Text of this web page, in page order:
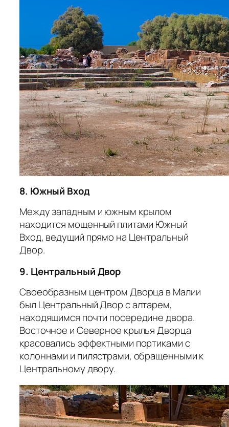
8. Южный Вход
Между западным и южным крылом
находится мощенный плитами Южный
Вход, ведущий прямо на Центральный
Двор.
9. Центральный Двор
Своеобразным центром Дворца в Малии
был Центральный Двор с алтарем,
находящимся почти посередине двора.
Восточное и Северное крылья Дворца
красовались эффектными портиками с
колоннами и пилястрами, обращенными к
Центральному двору.